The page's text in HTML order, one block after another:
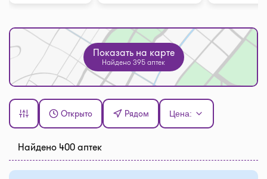
Показать на карте
Найдено 395 аптек
Открыто Рядом Цена:
Найдено 400 аптек